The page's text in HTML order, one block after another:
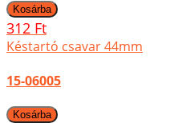
312 Ft
Késtartó csavar 44mm
15-06005